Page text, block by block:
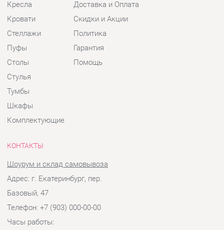
Стулья
Тумбы
Шкафы
Комплектующие
Шоурум и склад самовывоза
Часы работы:
Отправить сообщение